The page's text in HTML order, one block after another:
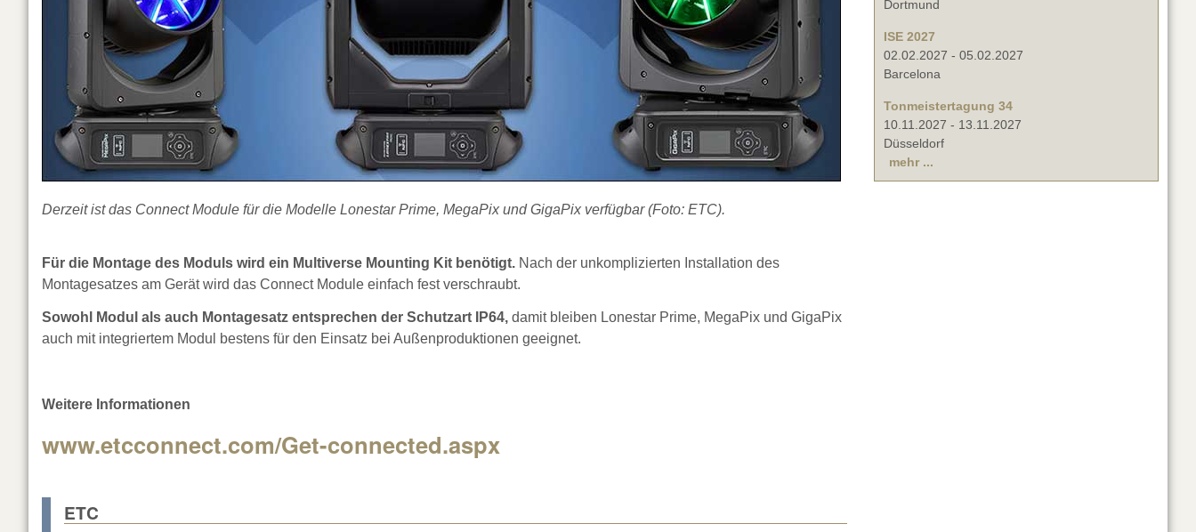
Derzeit ist das Connect Module für die Modelle Lonestar Prime, MegaPix und GigaPix verfügbar (Foto: ETC).
Für die Montage des Moduls wird ein Multiverse Mounting Kit benötigt. Nach der unkomplizierten Installation des
Montagesatzes am Gerät wird das Connect Module einfach fest verschraubt.
Sowohl Modul als auch Montagesatz entsprechen der Schutzart IP64, damit bleiben Lonestar Prime, MegaPix und GigaPix
auch mit integriertem Modul bestens für den Einsatz bei Außenproduktionen geeignet.
Weitere Informationen
www.etcconnect.com/Get-connected.aspx
ETC
Dortmund
ISE 2027
02.02.2027 - 05.02.2027
Barcelona
Tonmeistertagung 34
10.11.2027 - 13.11.2027
Düsseldorf
mehr ...